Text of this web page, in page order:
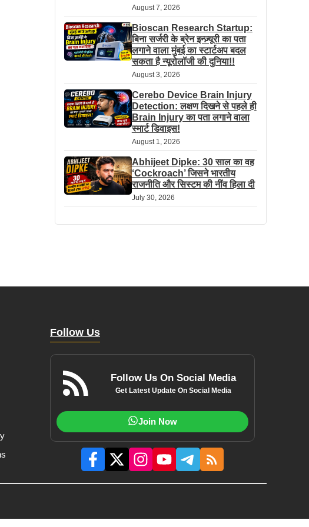
August 7, 2026
Bioscan Research Startup:
बिना सर्जरी के ब्रेन इन्ज़्यूरी का पता
लगाने वाला मुंबई का स्टार्टअप बदल
सकता है न्यूरोलॉजी की दुनिया!!
August 3, 2026
Cerebo Device Brain Injury
Detection: लक्षण दिखने से पहले ही
Brain Injury का पता लगाने वाला
स्मार्ट डिवाइस!
August 1, 2026
Abhijeet Dipke: 30 साल का वह
‘Cockroach’ जिसने भारतीय
राजनीति और सिस्टम की नींव हिला दी
July 30, 2026
Follow Us
Follow Us On Social Media
Get Latest Update On Social Media
Join Now